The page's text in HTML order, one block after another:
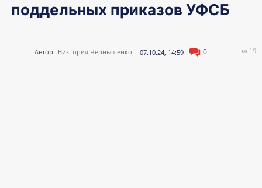
поддельных приказов УФСБ
Автор: Виктория Чернышенко 07.10.24, 14:59 0 19